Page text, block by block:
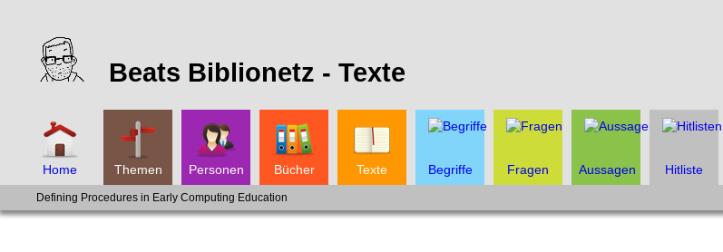
Beats Biblionetz - Texte
Home Themen Personen Bücher Texte Begriffe Fragen Aussagen Hitliste
Defining Procedures in Early Computing Education